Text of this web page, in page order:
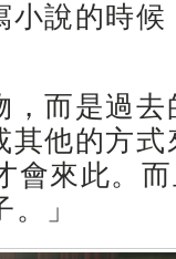
小說的時
，而是過
其他的方
會來此。
」